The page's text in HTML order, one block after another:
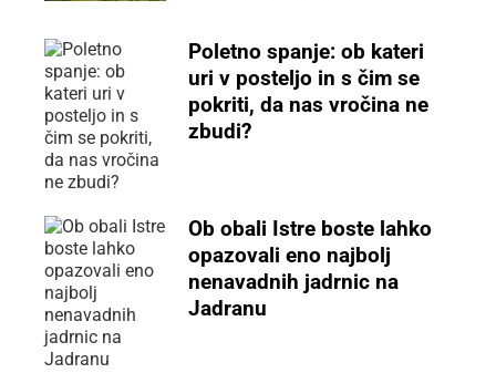
Poletno spanje: ob kateri
uri v posteljo in s čim se
pokriti, da nas vročina ne
zbudi?
Ob obali Istre boste lahko
opazovali eno najbolj
nenavadnih jadrnic na
Jadranu